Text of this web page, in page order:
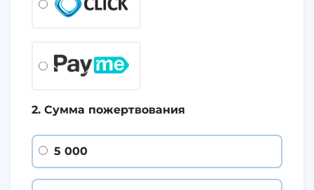
2. Сумма пожертвования
5 000